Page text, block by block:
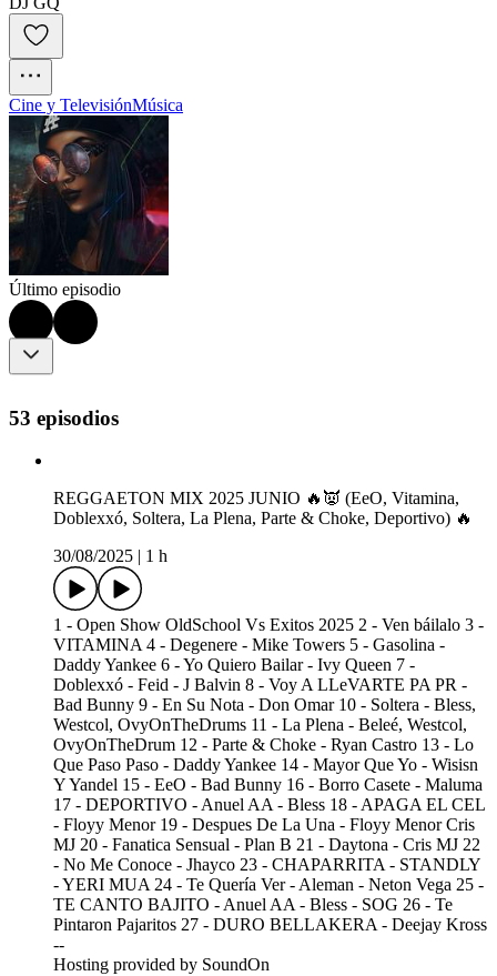
Cine y TelevisiónMúsica
Último episodio
53 episodios
REGGAETON MIX 2025 JUNIO 🔥👿 (EeO, Vitamina,
Doblexxó, Soltera, La Plena, Parte & Choke, Deportivo) 🔥
30/08/2025
1 h
1 - Open Show OldSchool Vs Exitos 2025 2 - Ven báilalo 3 -
VITAMINA 4 - Degenere - Mike Towers 5 - Gasolina -
Daddy Yankee 6 - Yo Quiero Bailar - Ivy Queen 7 -
Doblexxó - Feid - J Balvin 8 - Voy A LLeVARTE PA PR -
Bad Bunny 9 - En Su Nota - Don Omar 10 - Soltera - Bless,
Westcol, OvyOnTheDrums 11 - La Plena - Beleé, Westcol,
OvyOnTheDrum 12 - Parte & Choke - Ryan Castro 13 - Lo
Que Paso Paso - Daddy Yankee 14 - Mayor Que Yo - Wisisn
Y Yandel 15 - EeO - Bad Bunny 16 - Borro Casete - Maluma
17 - DEPORTIVO - Anuel AA - Bless 18 - APAGA EL CEL
- Floyy Menor 19 - Despues De La Una - Floyy Menor Cris
MJ 20 - Fanatica Sensual - Plan B 21 - Daytona - Cris MJ 22
- No Me Conoce - Jhayco 23 - CHAPARRITA - STANDLY
- YERI MUA 24 - Te Quería Ver - Aleman - Neton Vega 25 -
TE CANTO BAJITO - Anuel AA - Bless - SOG 26 - Te
Pintaron Pajaritos 27 - DURO BELLAKERA - Deejay Kross
--
Hosting provided by SoundOn